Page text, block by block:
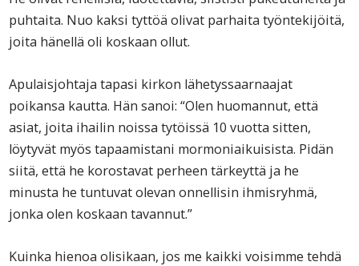
puhtaita. Nuo kaksi tyttöä olivat parhaita työntekijöitä,
joita hänellä oli koskaan ollut.
Apulaisjohtaja tapasi kirkon lähetyssaarnaajat
poikansa kautta. Hän sanoi: “Olen huomannut, että
asiat, joita ihailin noissa tytöissä 10 vuotta sitten,
löytyvät myös tapaamistani mormoniaikuisista. Pidän
siitä, että he korostavat perheen tärkeyttä ja he
minusta he tuntuvat olevan onnellisin ihmisryhmä,
jonka olen koskaan tavannut.”
Kuinka hienoa olisikaan, jos me kaikki voisimme tehdä